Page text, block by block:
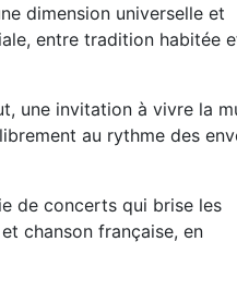
dimension universelle et
entre tradition habitée
une invitation à vivre la
au rythme des
de concerts qui brise les
chanson française, en